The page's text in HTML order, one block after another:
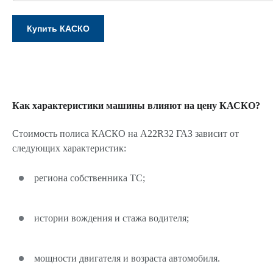
Как характеристики машины влияют на цену КАСКО?
Стоимость полиса КАСКО на A22R32 ГАЗ зависит от
следующих характеристик:
региона собственника ТС;
истории вождения и стажа водителя;
мощности двигателя и возраста автомобиля.